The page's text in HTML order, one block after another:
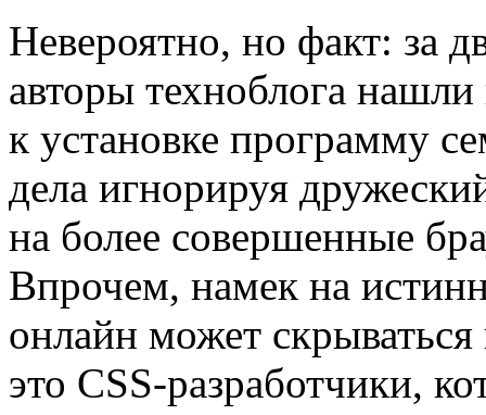
Невероятно, но факт: за
авторы техноблога нашли
к установке программу
дела игнорируя
на более совершенные
Впрочем, намек на
онлайн может
это CSS-разработчики,